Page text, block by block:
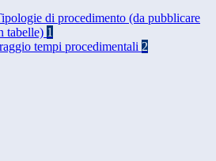
di procedimento (da pubblicare
tabelle) 1
tempi procedimentali 2